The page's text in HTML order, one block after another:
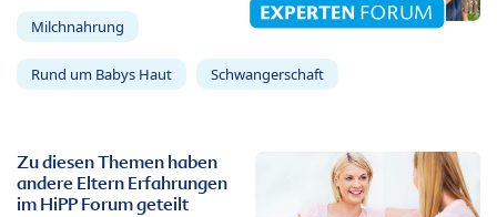
Milchnahrung
Rund um Babys Haut Schwangerschaft
Zu diesen Themen haben
andere Eltern Erfahrungen
im HiPP Forum geteilt